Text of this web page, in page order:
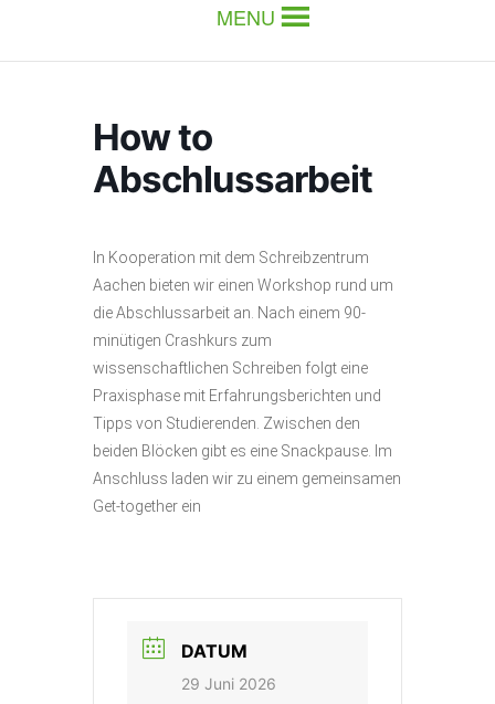
MENU
How to
Abschlussarbeit
In Kooperation mit dem Schreibzentrum
Aachen bieten wir einen Workshop rund um
die Abschlussarbeit an. Nach einem 90-
minütigen Crashkurs zum
wissenschaftlichen Schreiben folgt eine
Praxisphase mit Erfahrungsberichten und
Tipps von Studierenden. Zwischen den
beiden Blöcken gibt es eine Snackpause. Im
Anschluss laden wir zu einem gemeinsamen
Get-together ein
DATUM
29 Juni 2026